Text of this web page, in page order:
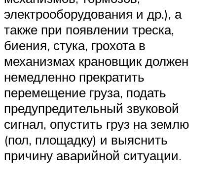
электрооборудования и др.), а
также при появлении треска,
биения, стука, грохота в
механизмах крановщик должен
немедленно прекратить
перемещение груза, подать
предупредительный звуковой
сигнал, опустить груз на землю
(пол, площадку) и выяснить
причину аварийной ситуации.